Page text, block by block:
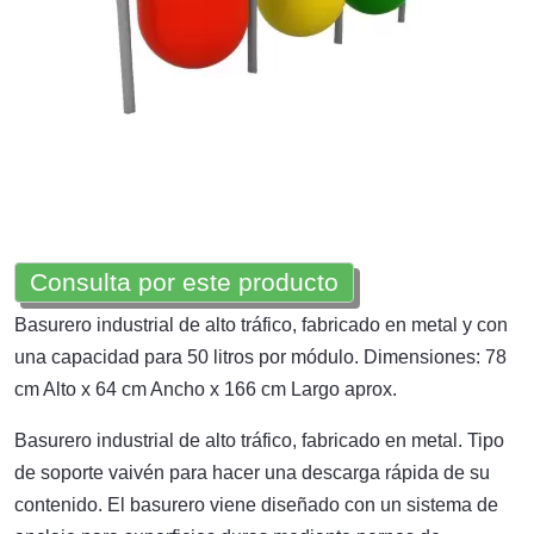
Consulta por este producto
Basurero industrial de alto tráfico, fabricado en metal y con
una capacidad para 50 litros por módulo. Dimensiones: 78
cm Alto x 64 cm Ancho x 166 cm Largo aprox.
Basurero industrial de alto tráfico, fabricado en metal. Tipo
de soporte vaivén para hacer una descarga rápida de su
contenido. El basurero viene diseñado con un sistema de